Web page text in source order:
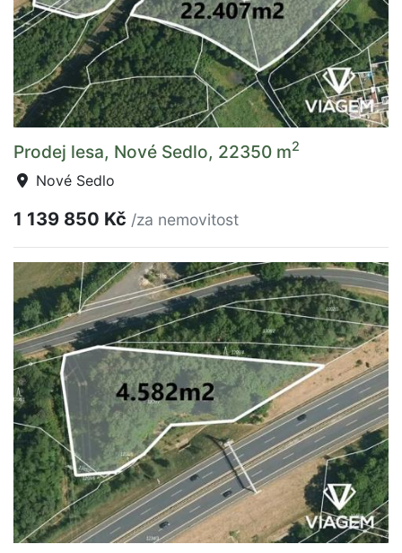
Prodej lesa, Nové Sedlo, 22350 m2
Nové Sedlo
1 139 850 Kč /za nemovitost